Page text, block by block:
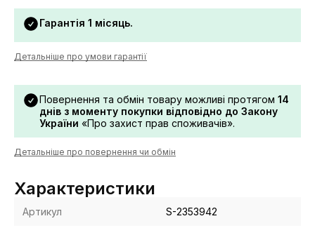
Гарантія 1 місяць.
Детальніше про умови гарантії
Повернення та обмін товару можливі протягом 14
днів з моменту покупки відповідно до Закону
України «Про захист прав споживачів».
Детальніше про повернення чи обмін
Характеристики
Артикул S-2353942